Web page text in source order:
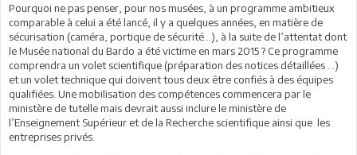
Pourquoi ne pas penser, pour nos musées, à un programme ambitieux
comparable à celui a été lancé, il y a quelques années, en matière de
sécurisation (caméra, portique de sécurité…), à la suite de l’attentat dont
le Musée national du Bardo a été victime en mars 2015 ? Ce programme
comprendra un volet scientifique (préparation des notices détaillées …)
et un volet technique qui doivent tous deux être confiés à des équipes
qualifiées. Une mobilisation des compétences commencera par le
ministère de tutelle mais devrait aussi inclure le ministère de
l’Enseignement Supérieur et de la Recherche scientifique ainsi que les
entreprises privés.